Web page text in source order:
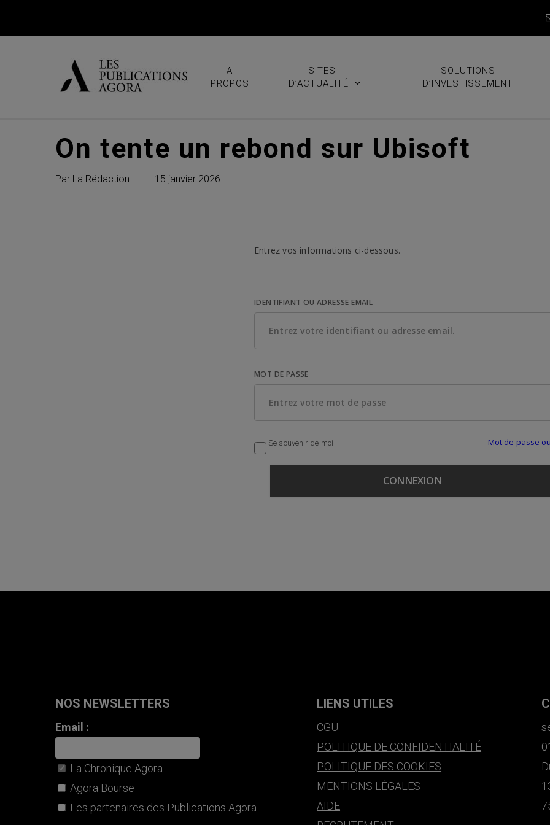
A
PROPOS
SITES
D’ACTUALITÉ
SOLUTIONS
D’INVESTISSEMENT
On tente un rebond sur Ubisoft
Par La Rédaction 15 janvier 2026
Entrez vos informations ci-dessous.
IDENTIFIANT OU ADRESSE EMAIL
MOT DE PASSE
Se souvenir de moi Mot de passe
NOS NEWSLETTERS
Email :
La Chronique Agora
Agora Bourse
Les partenaires des Publications Agora
LIENS UTILES
CGU
POLITIQUE DE CONFIDENTIALITÉ
POLITIQUE DES COOKIES
MENTIONS LÉGALES
AIDE